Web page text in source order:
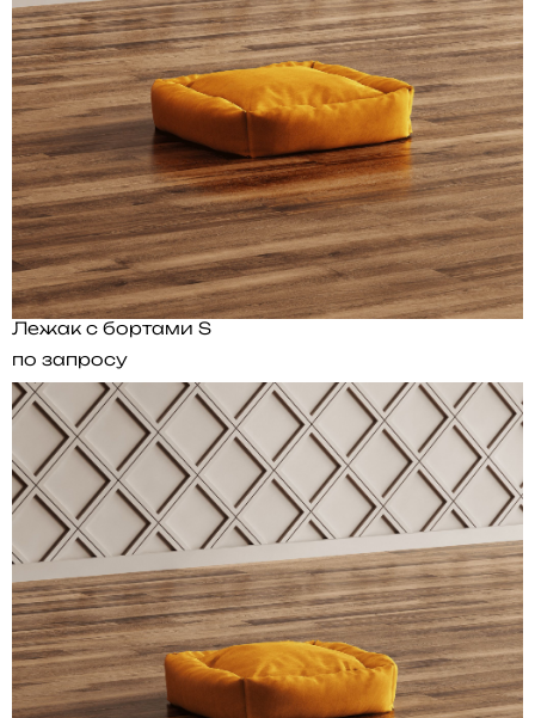
Лежак с бортами S
по запросу